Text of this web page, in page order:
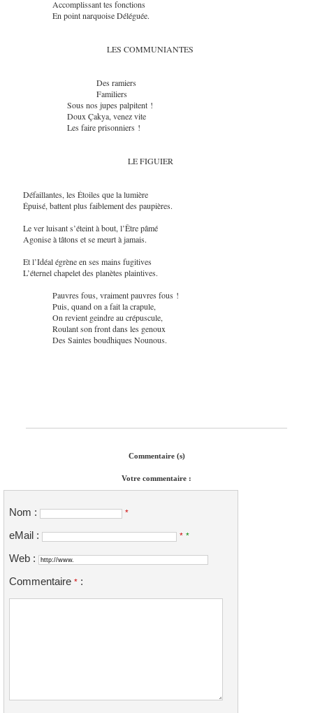
Accomplissant tes fonctions
En point narquoise Déléguée.
LES COMMUNIANTES
Des ramiers
Familiers
Sous nos jupes palpitent !
Doux Çakya, venez vite
Les faire prisonniers !
LE FIGUIER
Défaillantes, les Étoiles que la lumière
Épuisé, battent plus faiblement des paupières.
Le ver luisant s’éteint à bout, l’Être pâmé
Agonise à tâtons et se meurt à jamais.
Et l’Idéal égrène en ses mains fugitives
L’éternel chapelet des planètes plaintives.
Pauvres fous, vraiment pauvres fous !
Puis, quand on a fait la crapule,
On revient geindre au crépuscule,
Roulant son front dans les genoux
Des Saintes boudhiques Nounous.
Commentaire (s)
Votre commentaire :
Nom : *
eMail : * *
Web :
Commentaire * :